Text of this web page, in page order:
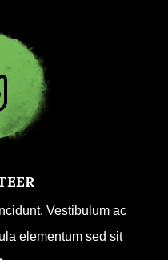
Vestibulum ac
elementum sed sit